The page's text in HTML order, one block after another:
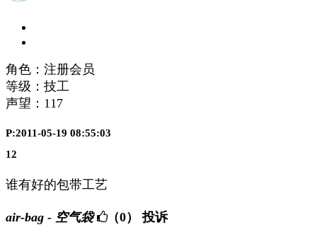
角色：注册会员
等级：技工
声望： 117
P:2011-05-19 08:55:03
12
谁有好的包带工艺
air-bag - 空气袋 （0） 投诉